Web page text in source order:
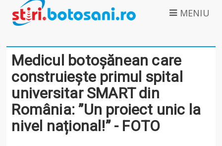
MENIU
Medicul botoșănean care
construiește primul spital
universitar SMART din
România: ”Un proiect unic la
nivel național!” - FOTO